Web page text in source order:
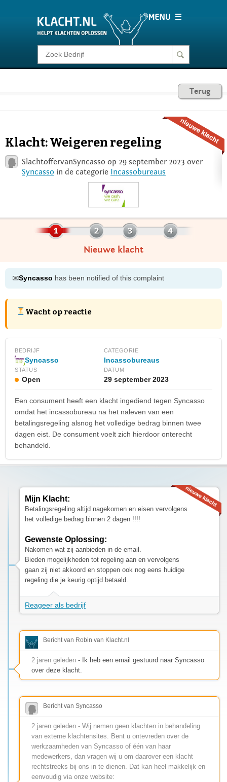
Klacht melden
Consumentenrecht Terug
Klacht: Weigeren regeling
SlachtoffervanSyncasso op 29 september 2023 over
Syncasso in de categorie Incassobureaus
Nieuwe klacht
✉Syncasso has been notified of this complaint
Wacht op reactie
BEDRIJF
Syncasso
CATEGORIE
Incassobureaus
STATUS
Open
DATUM
29 september 2023
Een consument heeft een klacht ingediend tegen Syncasso
omdat het incassobureau na het naleven van een
betalingsregeling alsnog het volledige bedrag binnen twee
dagen eist. De consument voelt zich hierdoor onterecht
behandeld.
Mijn Klacht:
Betalingsregeling altijd nagekomen en eisen vervolgens
het volledige bedrag binnen 2 dagen !!!!
Gewenste Oplossing:
Nakomen wat zij aanbieden in de email.
Bieden mogelijkheden tot regeling aan en vervolgens
gaan zij niet akkoord en stoppen ook nog eens huidige
regeling die je keurig optijd betaald.
Reageer als bedrijf
Bericht van Robin van Klacht.nl
2 jaren geleden - Ik heb een email gestuurd naar Syncasso
over deze klacht.
Bericht van Syncasso
2 jaren geleden - Wij nemen geen klachten in behandeling
van externe klachtensites. Bent u ontevreden over de
werkzaamheden van Syncasso of één van haar
medewerkers, dan vragen wij u om daarover een klacht
rechtstreeks bij ons in te dienen. Dat kan heel makkelijk en
eenvoudig via onze website: